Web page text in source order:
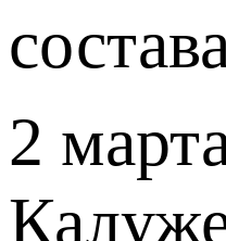
2